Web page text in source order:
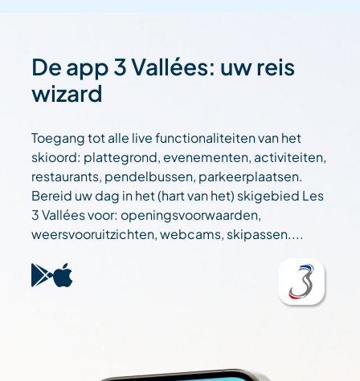
De app 3 Vallées: uw reis
wizard
Toegang tot alle live functionaliteiten van het
skioord: plattegrond, evenementen, activiteiten,
restaurants, pendelbussen, parkeerplaatsen.
Bereid uw dag in het (hart van het) skigebied Les
3 Vallées voor: openingsvoorwaarden,
weersvooruitzichten, webcams, skipassen....